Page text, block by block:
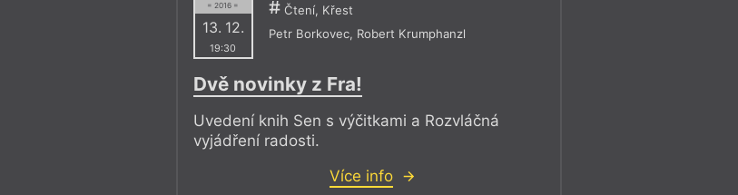
= 2016 =
13. 12.
19:30
Čtení, Křest
Petr Borkovec, Robert Krumphanzl
Dvě novinky z Fra!
Uvedení knih Sen s výčitkami a Rozvláčná
vyjádření radosti.
Více info